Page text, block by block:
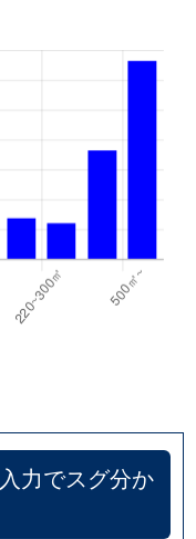
力でスグ分か